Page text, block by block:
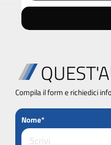
Compila il form e richiedici
Nome*